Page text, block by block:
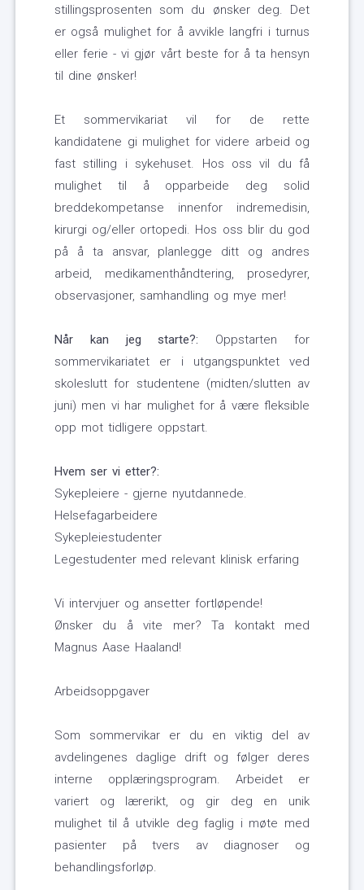
stillingsprosenten som du ønsker deg. Det
er også mulighet for å avvikle langfri i turnus
eller ferie - vi gjør vårt beste for å ta hensyn
til dine ønsker!
Et sommervikariat vil for de rette
kandidatene gi mulighet for videre arbeid og
fast stilling i sykehuset. Hos oss vil du få
mulighet til å opparbeide deg solid
breddekompetanse innenfor indremedisin,
kirurgi og/eller ortopedi. Hos oss blir du god
på å ta ansvar, planlegge ditt og andres
arbeid, medikamenthåndtering, prosedyrer,
observasjoner, samhandling og mye mer!
Når kan jeg starte?: Oppstarten for
sommervikariatet er i utgangspunktet ved
skoleslutt for studentene (midten/slutten av
juni) men vi har mulighet for å være fleksible
opp mot tidligere oppstart.
Hvem ser vi etter?:
Sykepleiere - gjerne nyutdannede.
Helsefagarbeidere
Sykepleiestudenter
Legestudenter med relevant klinisk erfaring
Vi intervjuer og ansetter fortløpende!
Ønsker du å vite mer? Ta kontakt med
Magnus Aase Haaland!
Arbeidsoppgaver
Som sommervikar er du en viktig del av
avdelingenes daglige drift og følger deres
interne opplæringsprogram. Arbeidet er
variert og lærerikt, og gir deg en unik
mulighet til å utvikle deg faglig i møte med
pasienter på tvers av diagnoser og
behandlingsforløp.